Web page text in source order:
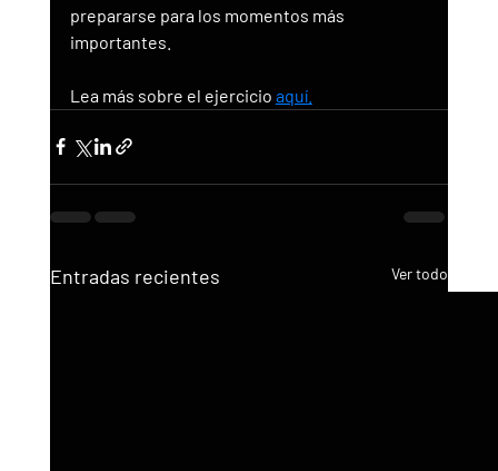
prepararse para los momentos más
importantes.
Lea más sobre el ejercicio aquí.
Entradas recientes Ver todo